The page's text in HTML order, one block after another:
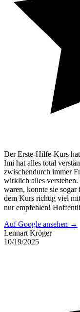
Der Erste-Hilfe-Kurs
Imi hat alles total
zwischendurch immer
wirklich alles
waren, konnte sie
dem Kurs richtig viel
nur empfehlen!
Auf Google ansehen →
Lennart Kröger
10/19/2025